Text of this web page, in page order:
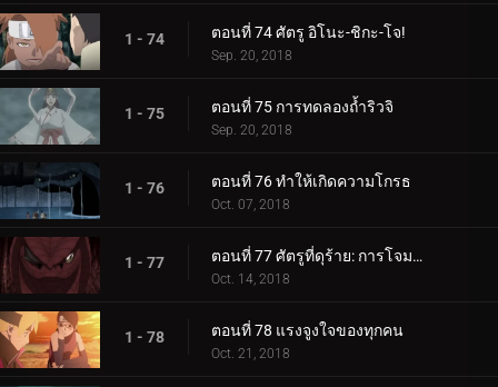
1 - 74 ตอนที่ 74 ศัตรู อิโนะ-ชิกะ-โจ!
Sep. 20, 2018
1 - 75 ตอนที่ 75 การทดลองถ้ำริวจิ
Sep. 20, 2018
1 - 76 ตอนที่ 76 ทำให้เกิดความโกรธ
Oct. 07, 2018
1 - 77 ตอนที่ 77 ศัตรูที่ดุร้าย: การโจมตีอันดุร้ายของการาก้า!
Oct. 14, 2018
1 - 78 ตอนที่ 78 แรงจูงใจของทุกคน
Oct. 21, 2018